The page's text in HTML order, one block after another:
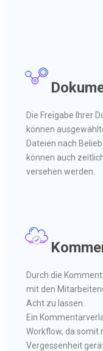
Die Freigabe Ihrer
können
Dateien nach
können auch
versehen werden.
Durch die
mit den
Acht zu lassen.
Ein
Workflow, da somit
Vergessenheit